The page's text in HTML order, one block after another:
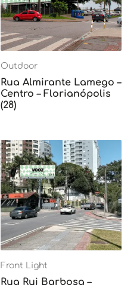
Outdoor
Rua Almirante Lamego –
Centro – Florianópolis
(28)
Front Light
Rua Rui Barbosa –